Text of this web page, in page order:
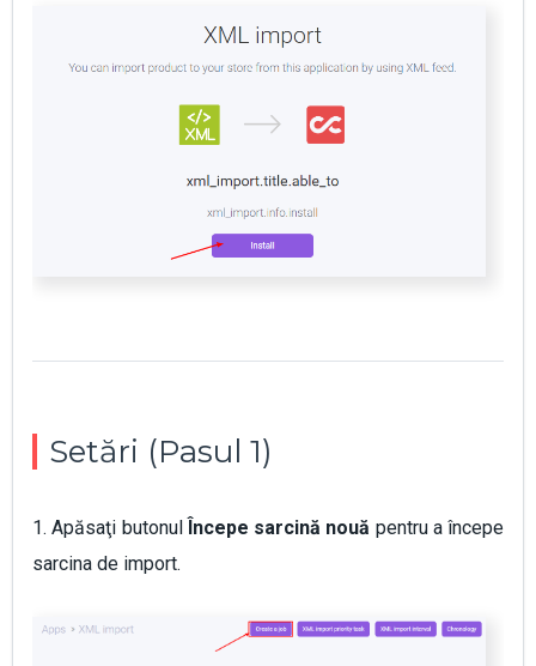
Setări (Pasul 1)
1. Apăsaţi butonul Începe sarcină nouă pentru a începe
sarcina de import.